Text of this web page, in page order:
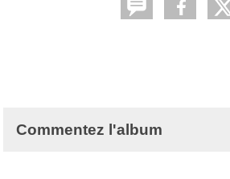
Commentez l'album